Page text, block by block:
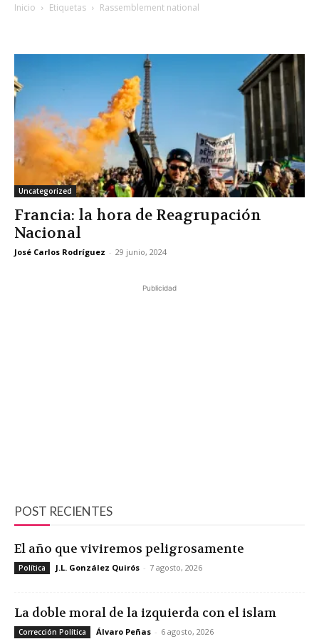
Inicio Etiquetas Rassemblement national
Uncategorized
Francia: la hora de Reagrupación
Nacional
José Carlos Rodríguez - 29 junio, 2024
Publicidad
POST RECIENTES
El año que viviremos peligrosamente
Política J.L. González Quirós - 7 agosto, 2026
La doble moral de la izquierda con el islam
Corrección Política Álvaro Peñas - 6 agosto, 2026